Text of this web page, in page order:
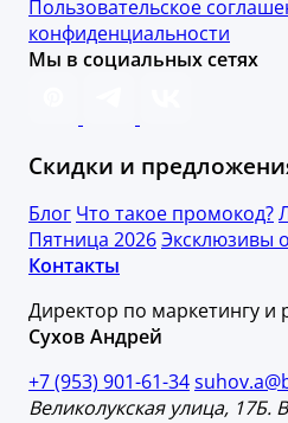
Пользовательское
конфиденциальности
Мы в социальных сетях
Скидки и
Блог Что такое промокод?
Пятница 2026Эксклюзивы
Контакты
Директор по маркетингу и
Сухов Андрей
+7 (953) 901-61-34
Великолукская улица, 17Б.